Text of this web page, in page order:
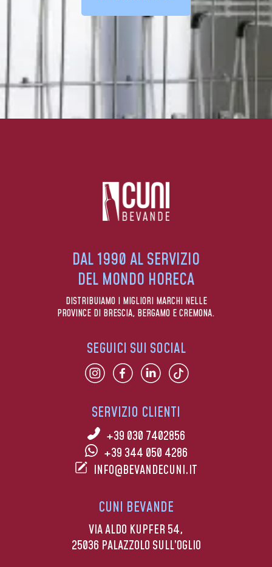
DAL 1990 AL SERVIZIO
DEL MONDO HORECA
DISTRIBUIAMO I MIGLIORI MARCHI NELLE
PROVINCE DI BRESCIA, BERGAMO E CREMONA.
SERVIZIO CLIENTI
+39 030 7402856
+39 344 050 4286
INFO@BEVANDECUNI.IT
CUNI BEVANDE
VIA ALDO KUPFER 54,
25036 PALAZZOLO SULL’OGLIO
SEGUICI SUI SOCIAL